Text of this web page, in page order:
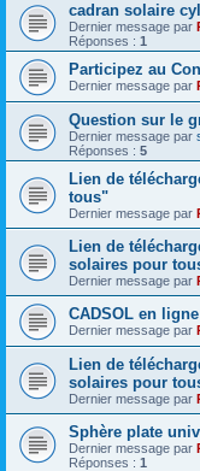
cadran solaire
Dernier message par
Réponses : 1
Participez au
Dernier message par
Question sur le
Dernier message par
Réponses : 5
Lien de
tous"
Dernier message par
Lien de
solaires pour
Dernier message par
CADSOL en
Dernier message par
Lien de
solaires pour
Dernier message par
Sphère plate
Dernier message par
Réponses : 1